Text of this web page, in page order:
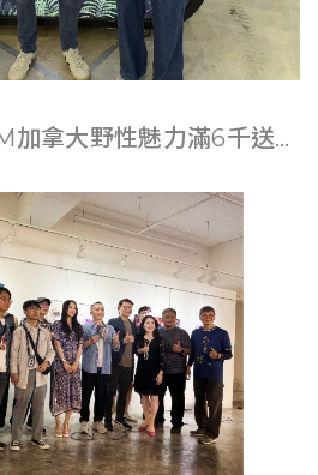
高雄寵物展CHARM加拿大野性魅力滿6千送遊艇體驗